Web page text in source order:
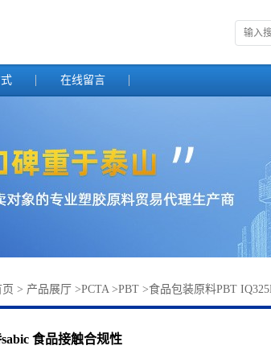
在线留言
> 产品展厅 >PCTA>PBT >食品包装原料PBT
食品接触合规性